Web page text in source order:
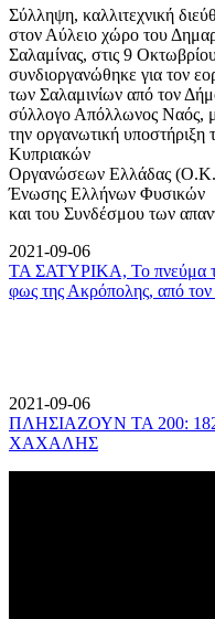
Σύλληψη, καλλιτεχνική
στον Αύλειο χώρο του
Σαλαμίνας, στις 9
συνδιοργανώθηκε για τον
των Σαλαμινίων από τον
σύλλογο Απόλλωνος Ναός,
την οργανωτική
Κυπριακών
Οργανώσεων Ελλάδας
Ένωσης Ελλήνων Φυσικών
και του Συνδέσμου των
2021-09-06
ΤΑ ΣΑΤΥΡΙΚΑ, Το πνεύμα
φως της Ακρόπολης, από
2021-09-06
ΠΛΗΣΙΑΖΟΥΝ ΤΑ 200:
ΧΑΧΑΛΗΣ